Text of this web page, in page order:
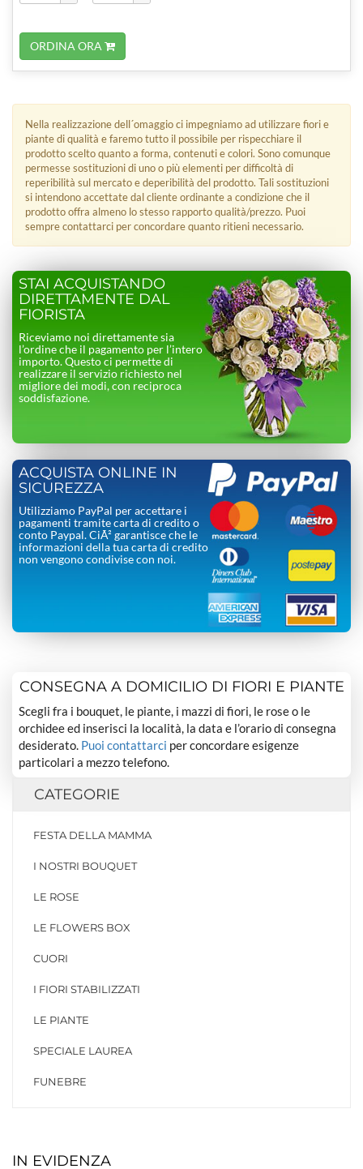
ORDINA ORA
Nella realizzazione dell´omaggio ci impegniamo ad utilizzare fiori e
piante di qualità e faremo tutto il possibile per rispecchiare il
prodotto scelto quanto a forma, contenuti e colori. Sono comunque
permesse sostituzioni di uno o più elementi per difficoltà di
reperibilità sul mercato e deperibilità del prodotto. Tali sostituzioni
si intendono accettate dal cliente ordinante a condizione che il
prodotto offra almeno lo stesso rapporto qualità/prezzo. Puoi
sempre contattarci per concordare quanto ritieni necessario.
STAI ACQUISTANDO
DIRETTAMENTE DAL
FIORISTA
Riceviamo noi direttamente sia
l’ordine che il pagamento per l’intero
importo. Questo ci permette di
realizzare il servizio richiesto nel
migliore dei modi, con reciproca
soddisfazione.
ACQUISTA ONLINE IN
SICUREZZA
Utilizziamo PayPal per accettare i
pagamenti tramite carta di credito o
conto Paypal. CiÃ² garantisce che le
informazioni della tua carta di credito
non vengono condivise con noi.
CONSEGNA A DOMICILIO DI FIORI E PIANTE
Scegli fra i bouquet, le piante, i mazzi di fiori, le rose o le
orchidee ed inserisci la località, la data e l’orario di consegna
desiderato. Puoi contattarci per concordare esigenze
particolari a mezzo telefono.
CATEGORIE
FESTA DELLA MAMMA
I NOSTRI BOUQUET
LE ROSE
LE FLOWERS BOX
CUORI
I FIORI STABILIZZATI
LE PIANTE
SPECIALE LAUREA
FUNEBRE
IN EVIDENZA